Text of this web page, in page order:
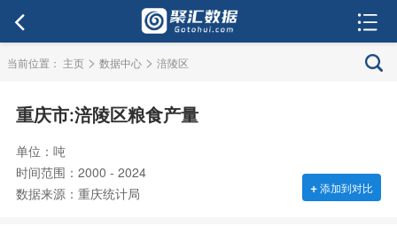
当前位置： 主页 > 数据中心 > 涪陵区
重庆市:涪陵区粮食产量
单位：吨
时间范围：2000 - 2024
数据来源：重庆统计局
+添加到对比